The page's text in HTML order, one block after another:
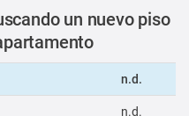
un nuevo piso
n.d.
n.d.